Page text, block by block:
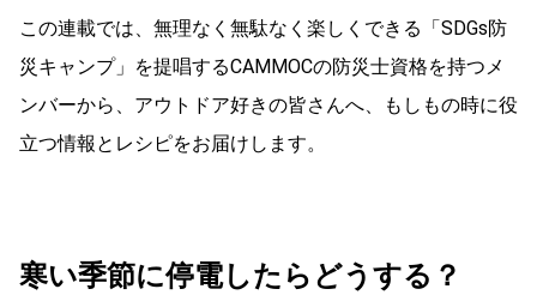
この連載では、無理なく無駄なく楽しくできる「SDGs防
災キャンプ」を提唱するCAMMOCの防災士資格を持つメ
ンバーから、アウトドア好きの皆さんへ、もしもの時に役
立つ情報とレシピをお届けします。
寒い季節に停電したらどうする？